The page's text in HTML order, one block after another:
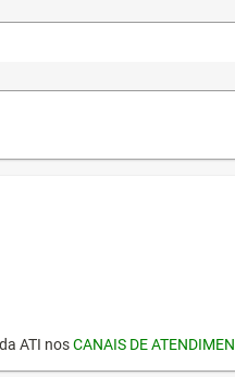
ATI nosCANAIS DE